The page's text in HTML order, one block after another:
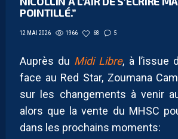
POINTILLÉ.”
12 MAI 2026 1966 68 5
Auprès du Midi Libre, à l’issue
face au Red Star, Zoumana
sur les changements à venir
alors que la vente du MHSC
dans les prochains moments: